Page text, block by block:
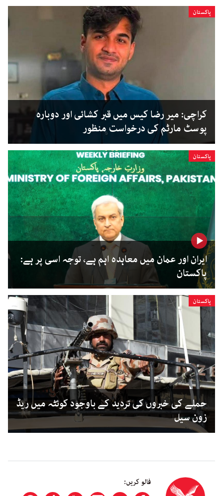
پاکستان
کراچی: میر رضا کیس میں قبر کشائی اور دوبارہ
پوسٹ مارٹم کی درخواست منظور
پاکستان
ایران اور عمان میں معاہدہ اہم ہے، توجہ اسی پر ہے:
پاکستان
پاکستان
حملے کی خبروں کی تردید کے باوجود کوئٹہ میں ریڈ
زون سیل
فالو کریں: